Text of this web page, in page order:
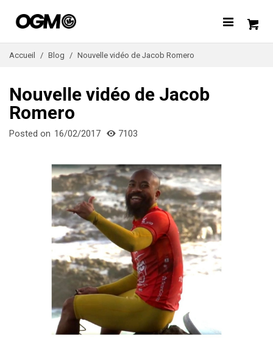
Accueil / Blog / Nouvelle vidéo de Jacob Romero
Nouvelle vidéo de Jacob
Romero
Posted on 16/02/2017 7103